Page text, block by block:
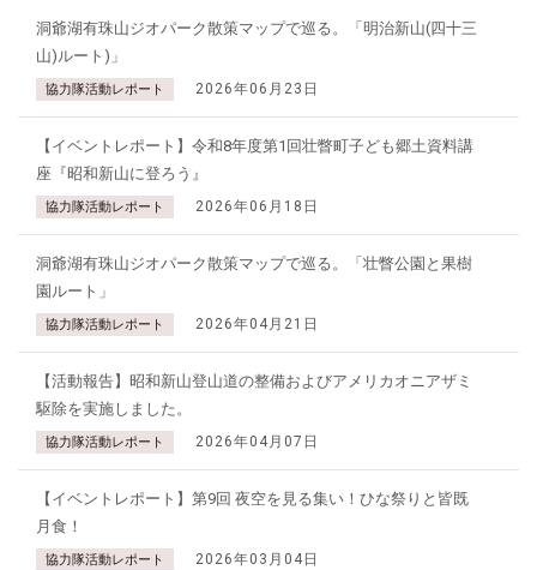
洞爺湖有珠山ジオパーク散策マップで巡る。「明治新山(四十三
山)ルート)」
協力隊活動レポート 2026年06月23日
【イベントレポート】令和8年度第1回壮瞥町子ども郷土資料講
座『昭和新山に登ろう』
協力隊活動レポート 2026年06月18日
洞爺湖有珠山ジオパーク散策マップで巡る。「壮瞥公園と果樹
園ルート」
協力隊活動レポート 2026年04月21日
【活動報告】昭和新山登山道の整備およびアメリカオニアザミ
駆除を実施しました。
協力隊活動レポート 2026年04月07日
【イベントレポート】第9回 夜空を見る集い！ひな祭りと皆既
月食！
協力隊活動レポート 2026年03月04日